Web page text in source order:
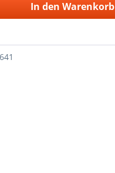
In den Warenkorb
641